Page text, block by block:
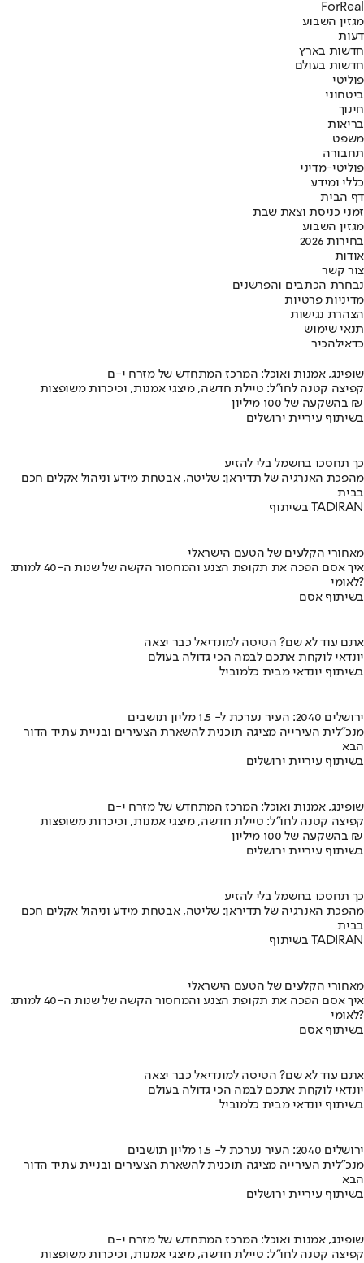
ForReal
מגזין השבוע
דעות
חדשות בארץ
חדשות בעולם
פוליטי
ביטחוני
חינוך
בריאות
משפט
תחבורה
פוליטי-מדיני
כללי ומידע
דף הבית
זמני כניסת וצאת שבת
מגזין השבוע
בחירות 2026
אודות
צור קשר
נבחרת הכתבים והפרשנים
מדיניות פרטיות
הצהרת נגישות
תנאי שימוש
כדאילהכיר
שופינג, אמנות ואוכל: המרכז המתחדש של מזרח י-ם
קפיצה קטנה לחו"ל: טיילת חדשה, מיצגי אמנות, וכיכרות משופצות
בהשקעה של 100 מיליון ₪
בשיתוף עיריית ירושלים
כך תחסכו בחשמל בלי להזיע
מהפכת האנרגיה של תדיראן: שליטה, אבטחת מידע וניהול אקלים חכם
בבית
בשיתוף TADIRAN
מאחורי הקלעים של הטעם הישראלי
איך אסם הפכה את תקופת הצנע והמחסור הקשה של שנות ה-40 למותג
לאומי?
בשיתוף אסם
אתם עוד לא שם? הטיסה למונדיאל כבר יצאה
יונדאי לוקחת אתכם לבמה הכי גדולה בעולם
בשיתוף יונדאי מבית כלמוביל
ירושלים 2040: העיר נערכת ל- 1.5 מליון תושבים
מנכ"לית העירייה מציגה תוכנית להשארת הצעירים ובניית עתיד הדור
הבא
בשיתוף עיריית ירושלים
שופינג, אמנות ואוכל: המרכז המתחדש של מזרח י-ם
קפיצה קטנה לחו"ל: טיילת חדשה, מיצגי אמנות, וכיכרות משופצות
בהשקעה של 100 מיליון ₪
בשיתוף עיריית ירושלים
כך תחסכו בחשמל בלי להזיע
מהפכת האנרגיה של תדיראן: שליטה, אבטחת מידע וניהול אקלים חכם
בבית
בשיתוף TADIRAN
מאחורי הקלעים של הטעם הישראלי
איך אסם הפכה את תקופת הצנע והמחסור הקשה של שנות ה-40 למותג
לאומי?
בשיתוף אסם
אתם עוד לא שם? הטיסה למונדיאל כבר יצאה
יונדאי לוקחת אתכם לבמה הכי גדולה בעולם
בשיתוף יונדאי מבית כלמוביל
ירושלים 2040: העיר נערכת ל- 1.5 מליון תושבים
מנכ"לית העירייה מציגה תוכנית להשארת הצעירים ובניית עתיד הדור
הבא
בשיתוף עיריית ירושלים
שופינג, אמנות ואוכל: המרכז המתחדש של מזרח י-ם
קפיצה קטנה לחו"ל: טיילת חדשה, מיצגי אמנות, וכיכרות משופצות